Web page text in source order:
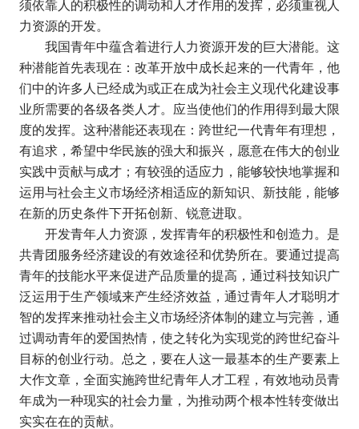
须依靠人的积极性的调动和人才作用的发挥，必须重视人
力资源的开发。
我国青年中蕴含着进行人力资源开发的巨大潜能。这
种潜能首先表现在：改革开放中成长起来的一代青年，他
们中的许多人已经成为或正在成为社会主义现代化建设事
业所需要的各级各类人才。应当使他们的作用得到最大限
度的发挥。这种潜能还表现在：跨世纪一代青年有理想，
有追求，希望中华民族的强大和振兴，愿意在伟大的创业
实践中贡献与成才；有较强的适应力，能够较快地掌握和
运用与社会主义市场经济相适应的新知识、新技能，能够
在新的历史条件下开拓创新、锐意进取。
开发青年人力资源，发挥青年的积极性和创造力。是
共青团服务经济建设的有效途径和优势所在。要通过提高
青年的技能水平来促进产品质量的提高，通过科技知识广
泛运用于生产领域来产生经济效益，通过青年人才聪明才
智的发挥来推动社会主义市场经济体制的建立与完善，通
过调动青年的爱国热情，使之转化为实现党的跨世纪奋斗
目标的创业行动。总之，要在人这一最基本的生产要素上
大作文章，全面实施跨世纪青年人才工程，有效地动员青
年成为一种现实的社会力量，为推动两个根本性转变做出
实实在在的贡献。